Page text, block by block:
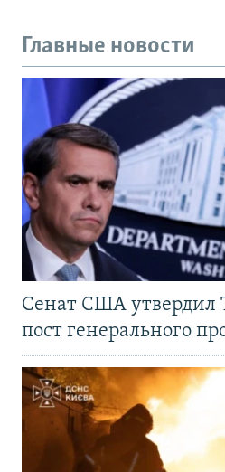
Главные новости
Сенат США утвердил
пост генерального